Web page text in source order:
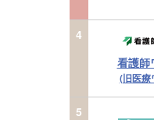
4
看護師
(旧医療
5